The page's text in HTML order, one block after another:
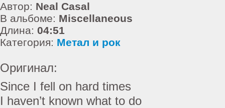
Автор: Neal Casal
В альбоме: Miscellaneous
Длина: 04:51
Категория: Метал и рок
Оригинал:
Since I fell on hard times
I haven’t known what to do